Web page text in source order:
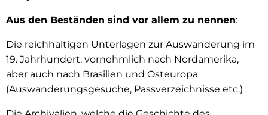
Aus den Beständen sind vor allem zu nennen:
Die reichhaltigen Unterlagen zur Auswanderung im
19. Jahrhundert, vornehmlich nach Nordamerika,
aber auch nach Brasilien und Osteuropa
(Auswanderungsgesuche, Passverzeichnisse etc.)